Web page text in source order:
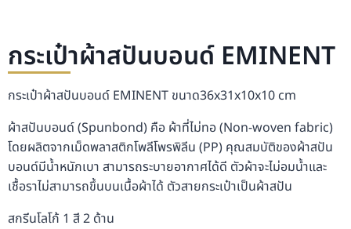
กระเป๋าผ้าสปันบอนด์ EMINENT
กระเป๋าผ้าสปันบอนด์ EMINENT ขนาด36x31x10x10 cm
ผ้าสปันบอนด์ (Spunbond) คือ ผ้าที่ไม่ทอ (Non-woven fabric)
โดยผลิตจากเม็ดพลาสติกโพลีโพรพิลีน (PP) คุณสมบัติของผ้าสปัน
บอนด์มีน้ำหนักเบา สามารถระบายอากาศได้ดี ตัวผ้าจะไม่อมน้ำและ
เชื้อราไม่สามารถขึ้นบนเนื้อผ้าได้ ตัวสายกระเป๋าเป็นผ้าสปัน
สกรีนโลโก้ 1 สี 2 ด้าน